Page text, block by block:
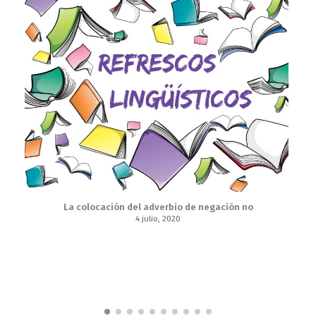
La colocación del adverbio de negación no
4 julio, 2020